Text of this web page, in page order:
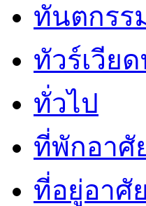
ทันตกรร
ทัวร์เวีย
ทั่วไป
ที่พักอาศั
ที่อยู่อาศัย